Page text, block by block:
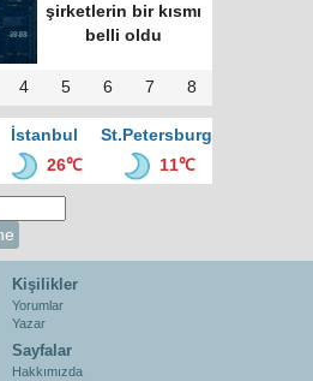
şirketlerin bir kısmı
belli oldu
4 5 6 7 8
İstanbul
St.Petersburg
26℃ 11℃
Kişilikler
Yorumlar
Yazar
Sayfalar
Hakkımızda